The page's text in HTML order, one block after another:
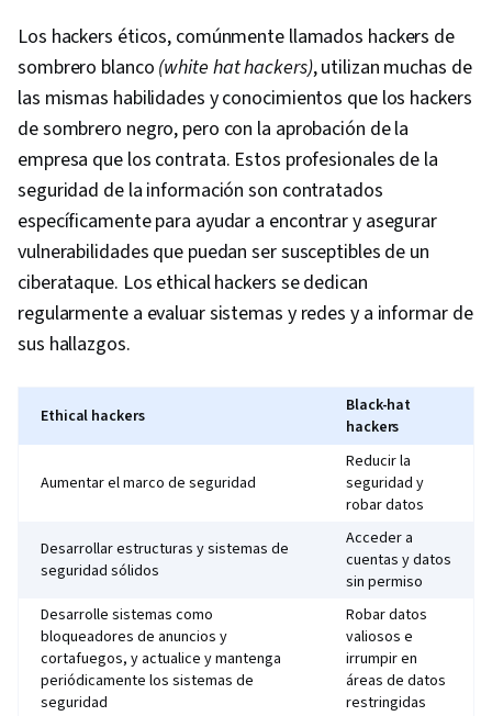
Los hackers éticos, comúnmente llamados hackers de
sombrero blanco (white hat hackers), utilizan muchas de
las mismas habilidades y conocimientos que los hackers
de sombrero negro, pero con la aprobación de la
empresa que los contrata. Estos profesionales de la
seguridad de la información son contratados
específicamente para ayudar a encontrar y asegurar
vulnerabilidades que puedan ser susceptibles de un
ciberataque. Los ethical hackers se dedican
regularmente a evaluar sistemas y redes y a informar de
sus hallazgos.
Ethical hackers
Black-hat
hackers
Aumentar el marco de seguridad
Reducir la
seguridad y
robar datos
Desarrollar estructuras y sistemas de
seguridad sólidos
Acceder a
cuentas y datos
sin permiso
Desarrolle sistemas como
bloqueadores de anuncios y
cortafuegos, y actualice y mantenga
periódicamente los sistemas de
seguridad
Robar datos
valiosos e
irrumpir en
áreas de datos
restringidas